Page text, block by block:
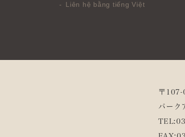
Liên hệ bằng tiếng Việt
〒107-
パーク
TEL: